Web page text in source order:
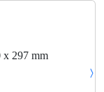
x 297 mm